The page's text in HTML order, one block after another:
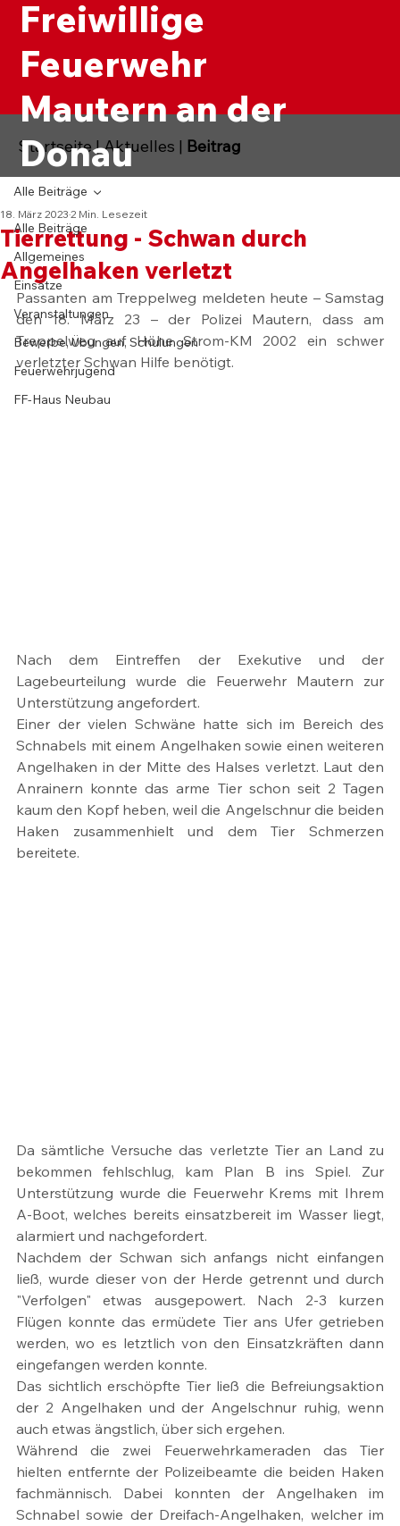
Freiwillige
Feuerwehr
Mautern an der
Donau
Alle Beiträge
Allgemeines
Einsätze
Veranstaltungen
Bewerbe, Übungen, Schulungen
Feuerwehrjugend
FF-Haus Neubau
Alle Beiträge
Tierrettung - Schwan durch
Angelhaken verletzt
18. März 2023 2 Min. Lesezeit
Passanten am Treppelweg meldeten heute – Samstag
den 18. März 23 – der Polizei Mautern, dass am
Treppelweg auf Höhe Strom-KM 2002 ein schwer
verletzter Schwan Hilfe benötigt.
Nach dem Eintreffen der Exekutive und der
Lagebeurteilung wurde die Feuerwehr Mautern zur
Unterstützung angefordert.
Einer der vielen Schwäne hatte sich im Bereich des
Schnabels mit einem Angelhaken sowie einen weiteren
Angelhaken in der Mitte des Halses verletzt. Laut den
Anrainern konnte das arme Tier schon seit 2 Tagen
kaum den Kopf heben, weil die Angelschnur die beiden
Haken zusammenhielt und dem Tier Schmerzen
bereitete.
Da sämtliche Versuche das verletzte Tier an Land zu
bekommen fehlschlug, kam Plan B ins Spiel. Zur
Unterstützung wurde die Feuerwehr Krems mit Ihrem
A-Boot, welches bereits einsatzbereit im Wasser liegt,
alarmiert und nachgefordert.
Nachdem der Schwan sich anfangs nicht einfangen
ließ, wurde dieser von der Herde getrennt und durch
"Verfolgen" etwas ausgepowert. Nach 2-3 kurzen
Flügen konnte das ermüdete Tier ans Ufer getrieben
werden, wo es letztlich von den Einsatzkräften dann
eingefangen werden konnte.
Das sichtlich erschöpfte Tier ließ die Befreiungsaktion
der 2 Angelhaken und der Angelschnur ruhig, wenn
auch etwas ängstlich, über sich ergehen.
Während die zwei Feuerwehrkameraden das Tier
hielten entfernte der Polizeibeamte die beiden Haken
fachmännisch. Dabei konnten der Angelhaken im
Schnabel sowie der Dreifach-Angelhaken, welcher im
Startseite|Aktuelles | Beitrag